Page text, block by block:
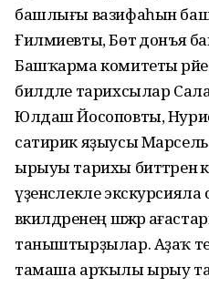
башлығы вазифаһын
Ғилмиевты, Бөтә донъя
Башҡарма комитеты
билдәле тарихсылар
Юлдаш Йосоповты,
сатирик яҙыусы Марсель
ырыуы тарихы биттәренә
үҙенсәлекле экскурсияла
вәкилдәренең шәжәрә
таныштырҙылар. Аҙаҡ
тамаша арҡылы ырыу